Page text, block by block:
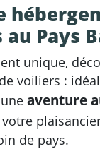
Pays
unique,
voiliers :
aventure
votre
de pays.